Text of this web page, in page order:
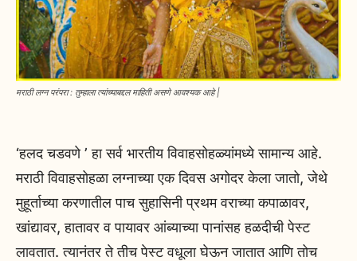
मराठी लग्न परंपरा : तुम्हाला त्यांच्याबद्दल माहिती असणे आवश्यक आहे |
‘हलद चडवणे ’ हा सर्व भारतीय विवाहसोहळ्यांमध्ये सामान्य आहे.
मराठी विवाहसोहळा लग्नाच्या एक दिवस अगोदर केला जातो, जेथे
मुहूर्ताच्या करणातील पाच सुहासिनी प्रथम वराच्या कपाळावर,
खांद्यावर, हातावर व पायावर आंब्याच्या पानांसह हळदीची पेस्ट
लावतात. त्यानंतर ते तीच पेस्ट वधूला घेऊन जातात आणि तोच